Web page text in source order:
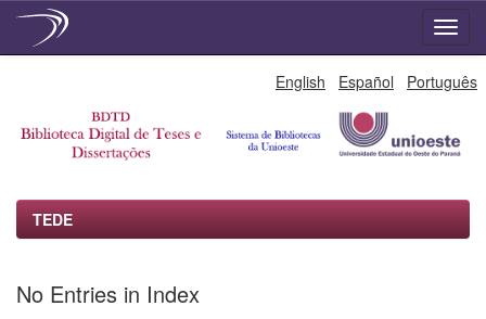
English Español Português
TEDE
No Entries in Index